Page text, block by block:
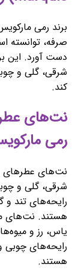
برند رمی
صرفه، توانسته
دست آورد. این
شرقی، گلی و
کند.
رمی
نت‌های عطرهای
شرقی، گلی و
رایحه‌های تند
هستند. نت‌های
یاس، رز و
رایحه‌های چوبی
هستند.